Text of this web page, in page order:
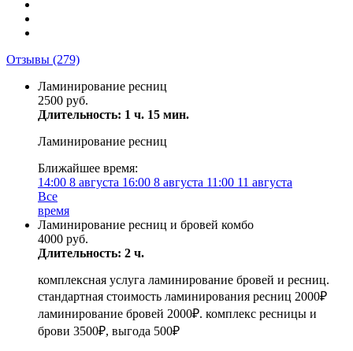
Отзывы (279)
Ламинирование ресниц
2500 руб.
Длительность: 1 ч. 15 мин.
Ламинирование ресниц
Ближайшее время:
14:00 8 августа 16:00 8 августа 11:00 11 августа
Все
время
Ламинирование ресниц и бровей комбо
4000 руб.
Длительность: 2 ч.
комплексная услуга ламинирование бровей и ресниц.
стандартная стоимость ламинирования ресниц 2000₽
ламинирование бровей 2000₽. комплекс ресницы и
брови 3500₽, выгода 500₽